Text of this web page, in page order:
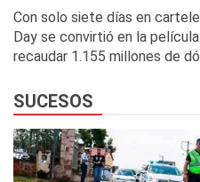
Con solo siete días en
Day se convirtió en la
recaudar 1.155 millones de
SUCESOS